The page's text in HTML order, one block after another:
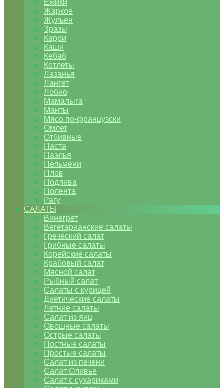
Ежики
Жаркое
Жульен
Зразы
Карри
Каши
Кебаб
Котлеты
Лазанья
Лангет
Лобио
Мамалыга
Манты
Мясо по-французски
Омлет
Отбивные
Паста
Паэлья
Пельмени
Плов
Подлива
Полента
Рагу
САЛАТЫ
Винегрет
Вегетарианские салаты
Греческий салат
Грибные салаты
Корейские салаты
Крабовый салат
Мясной салат
Рыбный салат
Салаты с курицей
Диетические салаты
Летние салаты
Салат из яиц
Овощные салаты
Острые салаты
Постные салаты
Простые салаты
Салат из печени
Салат Оливье
Салат с сухариками